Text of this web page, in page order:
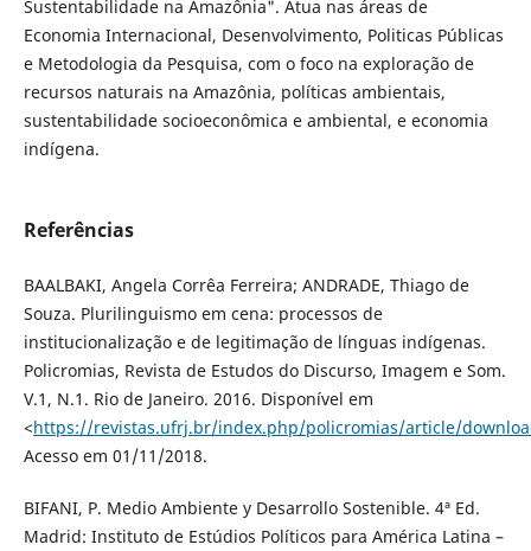
Sustentabilidade na Amazônia". Atua nas áreas de
Economia Internacional, Desenvolvimento, Politicas Públicas
e Metodologia da Pesquisa, com o foco na exploração de
recursos naturais na Amazônia, políticas ambientais,
sustentabilidade socioeconômica e ambiental, e economia
indígena.
Referências
BAALBAKI, Angela Corrêa Ferreira; ANDRADE, Thiago de
Souza. Plurilinguismo em cena: processos de
institucionalização e de legitimação de línguas indígenas.
Policromias, Revista de Estudos do Discurso, Imagem e Som.
V.1, N.1. Rio de Janeiro. 2016. Disponível em
<https://revistas.ufrj.br/index.php/policromias/article/
Acesso em 01/11/2018.
BIFANI, P. Medio Ambiente y Desarrollo Sostenible. 4ª Ed.
Madrid: Instituto de Estúdios Políticos para América Latina –